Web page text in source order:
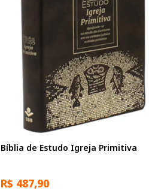
Bíblia de Estudo Igreja Primitiva
R$ 487,90